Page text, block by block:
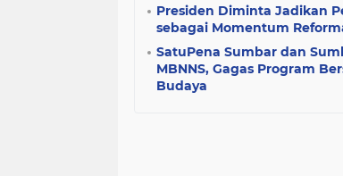
Presiden Diminta Jadikan
sebagai Momentum
SatuPena Sumbar dan
MBNNS, Gagas Program
Budaya